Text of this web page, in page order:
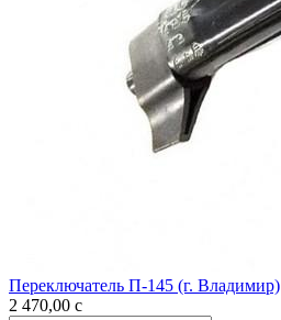
Переключатель П-145 (г. Владимир)
2 470,00 c